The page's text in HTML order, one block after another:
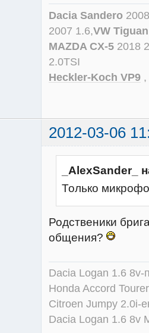
Dacia Sandero
2007 1.6,VW
MAZDA CX-5 2018
2.0TSI
Heckler-Koch VP9 ,
2012-03-06
_AlexSander_
Только
Родственики
общения?
Dacia Logan 1.6
Honda Accord
Citroen Jumpy 2.0i-
Dacia Logan 1.6 8v